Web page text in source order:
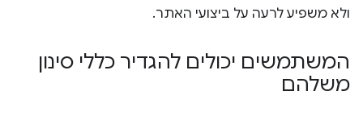
ולא משפיע לרעה על ביצועי האתר.
המשתמשים יכולים להגדיר כללי סינון
משלהם